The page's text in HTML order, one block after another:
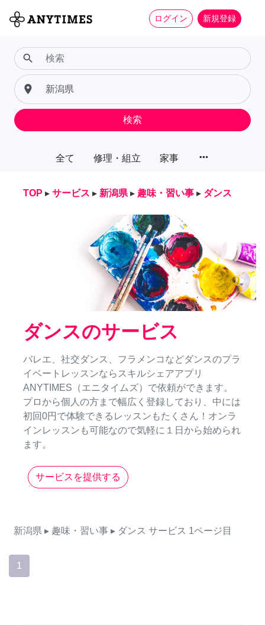
ログイン 新規登録
全て 修理・組立 家事 more_horiz
search
place
検索
TOP ▸ サービス ▸ 新潟県 ▸ 趣味・習い事 ▸ ダンス
ダンスのサービス
バレエ、社交ダンス、フラメンコなどダンスのプラ
イベートレッスンならスキルシェアアプリ
ANYTIMES（エニタイムズ）で依頼ができます。
プロから個人の方まで幅広く登録しており、中には
初回0円で体験できるレッスンもたくさん！オンラ
インレッスンも可能なので気軽に１日から始められ
ます。
サービスを提供する
新潟県 ▸ 趣味・習い事 ▸ ダンス サービス 1ページ目
1